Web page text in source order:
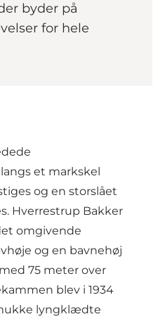
byder på
for hele
et markskel
og en storslået
Hverrestrup Bakker
omgivende
og en bavnehøj
75 meter over
blev i 1934
lyngklædte